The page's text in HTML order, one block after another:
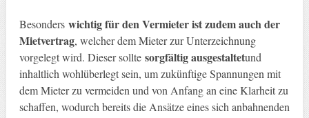
Besonders wichtig für den Vermieter ist zudem auch der
Mietvertrag, welcher dem Mieter zur Unterzeichnung
vorgelegt wird. Dieser sollte sorgfältig ausgestaltetund
inhaltlich wohlüberlegt sein, um zukünftige Spannungen mit
dem Mieter zu vermeiden und von Anfang an eine Klarheit zu
schaffen, wodurch bereits die Ansätze eines sich anbahnenden